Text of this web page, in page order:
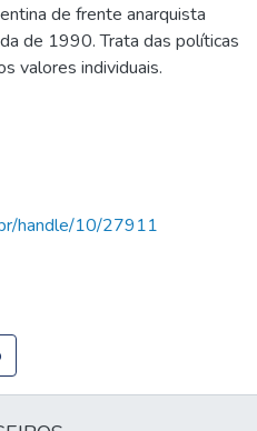
de frente anarquista
de 1990. Trata das políticas
valores individuais.
handle/10/27911